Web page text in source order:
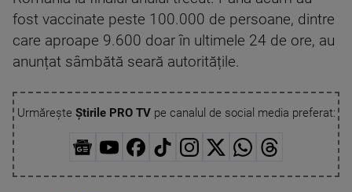
fost vaccinate peste 100.000 de persoane, dintre
care aproape 9.600 doar în ultimele 24 de ore, au
anunțat sâmbătă seară autoritățile.
Urmărește Știrile PRO TVpe canalul de social media preferat: